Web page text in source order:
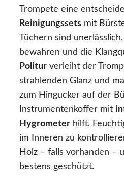
Trompete eine
Reinigungssets mit
Tüchern sind
bewahren und die
Politur verleiht der
strahlenden Glanz und
zum Hingucker auf der
Instrumentenkoffer mit
Hygrometer hilft,
im Inneren zu
Holz – falls vorhanden –
bestens geschützt.